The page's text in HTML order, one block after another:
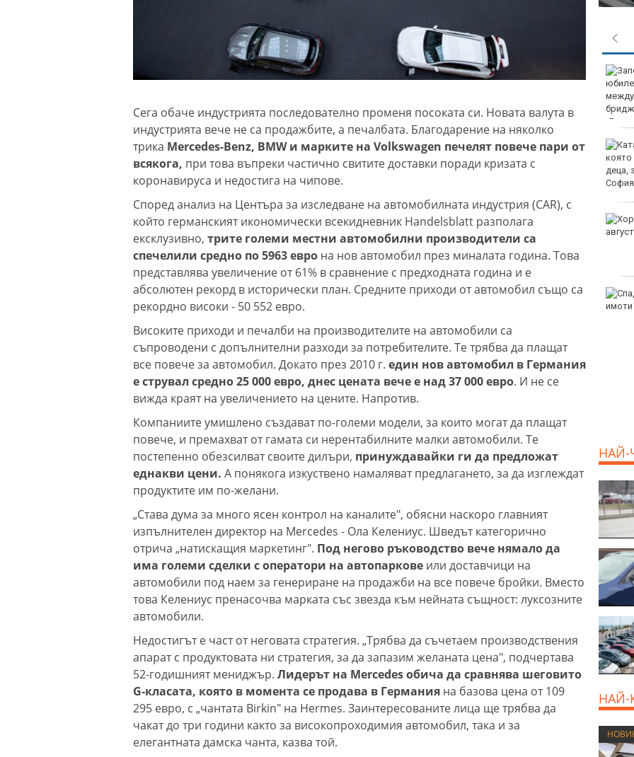
Сега обаче индустрията последователно променя посоката си. Новата валута в
индустрията вече не са продажбите, а печалбата. Благодарение на няколко
трика Mercedes-Benz, BMW и марките на Volkswagen печелят повече пари от
всякога, при това въпреки частично свитите доставки поради кризата с
коронавируса и недостига на чипове.
Според анализ на Центъра за изследване на автомобилната индустрия (CAR), с
който германският икономически всекидневник Handelsblatt разполага
ексклузивно, трите големи местни автомобилни производители са
спечелили средно по 5963 евро на нов автомобил през миналата година. Това
представлява увеличение от 61% в сравнение с предходната година и е
абсолютен рекорд в исторически план. Средните приходи от автомобил също са
рекордно високи - 50 552 евро.
Високите приходи и печалби на производителите на автомобили са
съпроводени с допълнителни разходи за потребителите. Те трябва да плащат
все повече за автомобил. Докато през 2010 г. един нов автомобил в Германия
е струвал средно 25 000 евро, днес цената вече е над 37 000 евро. И не се
вижда краят на увеличението на цените. Напротив.
Компаниите умишлено създават по-големи модели, за които могат да плащат
повече, и премахват от гамата си нерентабилните малки автомобили. Те
постепенно обезсилват своите дилъри, принуждавайки ги да предложат
еднакви цени. А понякога изкуствено намаляват предлагането, за да изглеждат
продуктите им по-желани.
„Става дума за много ясен контрол на каналите", обясни наскоро главният
изпълнителен директор на Mercedes - Ола Келениус. Шведът категорично
отрича „натискащия маркетинг". Под негово ръководство вече нямало да
има големи сделки с оператори на автопаркове или доставчици на
автомобили под наем за генериране на продажби на все повече бройки. Вместо
това Келениус пренасочва марката със звезда към нейната същност: луксозните
автомобили.
Недостигът е част от неговата стратегия. „Трябва да съчетаем производствения
апарат с продуктовата ни стратегия, за да запазим желаната цена", подчертава
52-годишният мениджър. Лидерът на Mercedes обича да сравнява шеговито
G-класата, която в момента се продава в Германия на базова цена от 109
295 евро, с „чантата Birkin" на Hermes. Заинтересованите лица ще трябва да
чакат до три години както за високопроходимия автомобил, така и за
елегантната дамска чанта, казва той.
Започна юбилейният 50-
и международен бридж
Катастрофа, при която
затвори пътя София-
Хороскоп за 7 август
2026
Спад на сделки с имоти
НАЙ-
НАЙ-